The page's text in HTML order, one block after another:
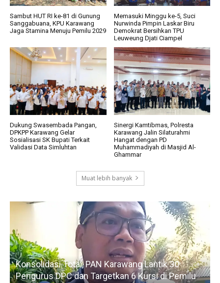
Sambut HUT RI ke-81 di Gunung
Sanggabuana, KPU Karawang
Jaga Stamina Menuju Pemilu 2029
Memasuki Minggu ke-5, Suci
Nurwinda Pimpin Laskar Biru
Demokrat Bersihkan TPU
Leuweung Djati Ciampel
Dukung Swasembada Pangan,
DPKPP Karawang Gelar
Sosialisasi SK Bupati Terkait
Validasi Data Simluhtan
Sinergi Kamtibmas, Polresta
Karawang Jalin Silaturahmi
Hangat dengan PD
Muhammadiyah di Masjid Al-
Ghammar
Muat lebih banyak
Konsolidasi Total, PAN Karawang Lantik 30
Pengurus DPC dan Targetkan 6 Kursi di Pemilu